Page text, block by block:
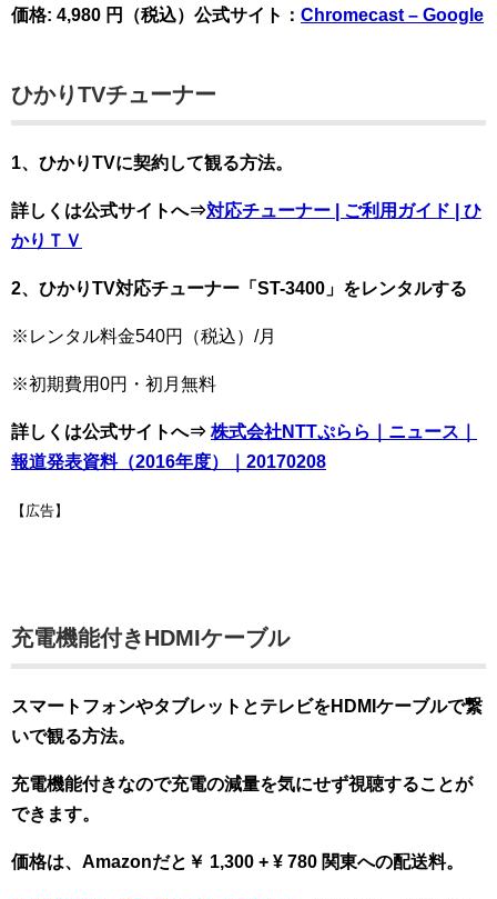
価格: 4,980 円（税込）公式サイト： Chromecast – Google
ひかりTVチューナー
1、 ひかりTVに契約して観る方法。
詳しくは公式サイトへ⇒対応チューナー | ご利用ガイド | ひ
かりＴＶ
2、ひかりTV対応チューナー「ST-3400」をレンタルする
※レンタル料金540円（税込）/月
※初期費用0円・初月無料
詳しくは公式サイトへ⇒ 株式会社NTTぷらら｜ニュース｜
報道発表資料（2016年度）｜20170208
【広告】
充電機能付きHDMIケーブル
スマートフォンやタブレットとテレビをHDMIケーブルで繋
いで観る方法。
充電機能付きなので充電の減量を気にせず視聴することが
できます。
価格は、Amazonだと￥ 1,300 + ¥ 780 関東への配送料。